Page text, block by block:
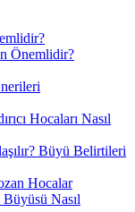
Önemlidir?
Hocaları Nasıl
Büyü Belirtileri
Hocalar
Nasıl